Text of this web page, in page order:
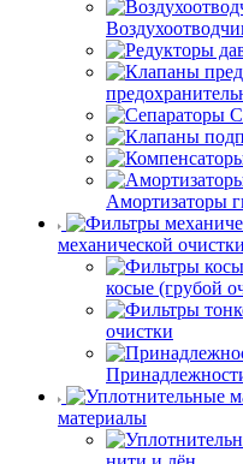
Амортизаторы
механической очистки
косые (грубой
очистки
материалы